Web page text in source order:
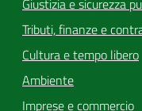
Giustizia e sicurezza
Tributi, finanze e
Cultura e tempo libero
Ambiente
Imprese e commercio